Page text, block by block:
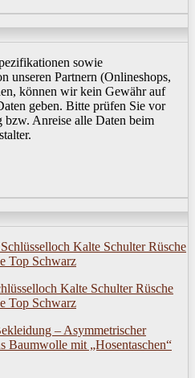
sowie
unseren Partnern (Onlineshops,
können wir kein Gewähr auf
geben. Bitte prüfen Sie vor
Anreise alle Daten beim
Kalte Schulter Rüsche
Top Schwarz